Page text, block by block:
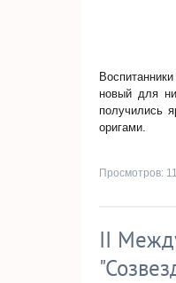
новый для
получились
оригами.
Просмотров:
II